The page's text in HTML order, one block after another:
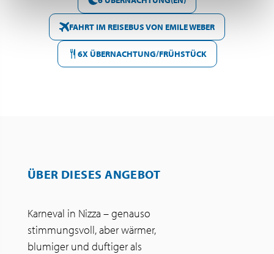
FAHRT IM REISEBUS VON EMILE WEBER
6X ÜBERNACHTUNG/FRÜHSTÜCK
ÜBER DIESES ANGEBOT
Karneval in Nizza – genauso
stimmungsvoll, aber wärmer,
blumiger und duftiger als